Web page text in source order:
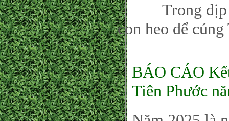
Trong dịp
con heo dể cúng
BÁO CÁO
Tiên Phước